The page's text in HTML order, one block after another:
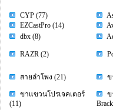
CYP (77)
EZCastPro (14)
dbx (8)
RAZR (2)
สายลำโพง (21) ข
ขาแขวนโปรเจคเตอร์
(11)
ข